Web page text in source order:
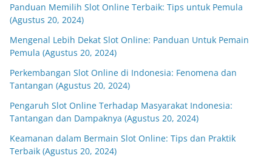
Panduan Memilih Slot Online Terbaik: Tips untuk Pemula
(Agustus 20, 2024)
Mengenal Lebih Dekat Slot Online: Panduan Untuk Pemain
Pemula (Agustus 20, 2024)
Perkembangan Slot Online di Indonesia: Fenomena dan
Tantangan (Agustus 20, 2024)
Pengaruh Slot Online Terhadap Masyarakat Indonesia:
Tantangan dan Dampaknya (Agustus 20, 2024)
Keamanan dalam Bermain Slot Online: Tips dan Praktik
Terbaik (Agustus 20, 2024)